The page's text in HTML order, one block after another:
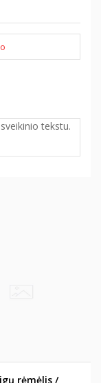
tekstu.
rėmėlis /